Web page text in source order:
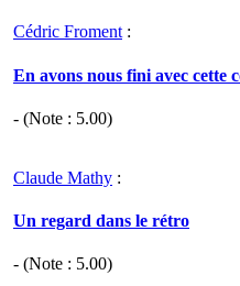
Cédric Froment :
En avons nous fini avec cette
- (Note : 5.00)
Claude Mathy :
Un regard dans le rétro
- (Note : 5.00)